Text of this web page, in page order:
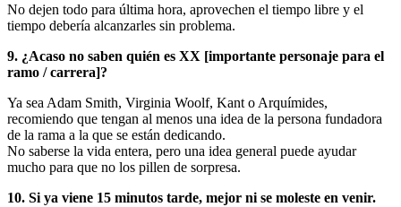
No dejen todo para última hora, aprovechen el tiempo libre y el
tiempo debería alcanzarles sin problema.
9. ¿Acaso no saben quién es XX [importante personaje para el
ramo / carrera]?
Ya sea Adam Smith, Virginia Woolf, Kant o Arquímides,
recomiendo que tengan al menos una idea de la persona fundadora
de la rama a la que se están dedicando.
No saberse la vida entera, pero una idea general puede ayudar
mucho para que no los pillen de sorpresa.
10. Si ya viene 15 minutos tarde, mejor ni se moleste en venir.